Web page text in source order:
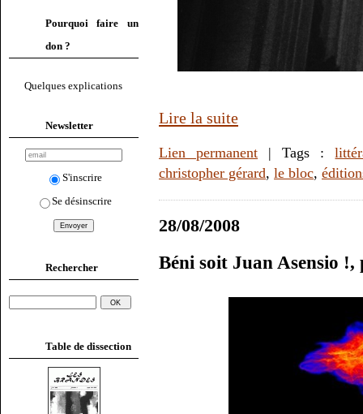
Pourquoi faire un
don ?
Quelques explications
Newsletter
S'inscrire
Se désinscrire
Rechercher
Table de dissection
Lire la suite
Lien permanent | Tags :
christopher gérard, le bloc,
28/08/2008
Béni soit Juan Asensio